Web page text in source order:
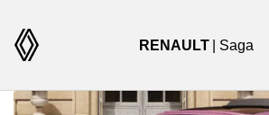
RENAULT | Saga